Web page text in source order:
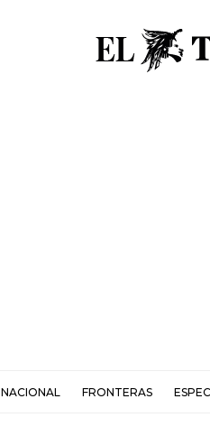
NACIONAL FRONTERAS